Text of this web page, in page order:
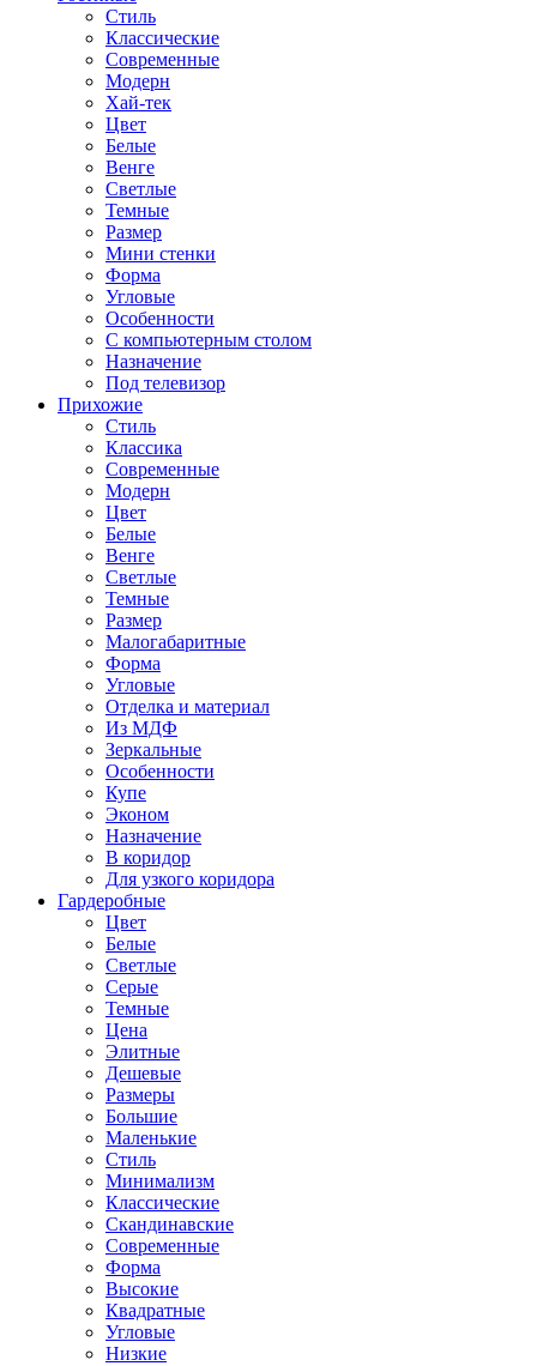
Стиль
Классические
Современные
Модерн
Хай-тек
Цвет
Белые
Венге
Светлые
Темные
Размер
Мини стенки
Форма
Угловые
Особенности
С компьютерным столом
Назначение
Под телевизор
Прихожие
Стиль
Классика
Современные
Модерн
Цвет
Белые
Венге
Светлые
Темные
Размер
Малогабаритные
Форма
Угловые
Отделка и материал
Из МДФ
Зеркальные
Особенности
Купе
Эконом
Назначение
В коридор
Для узкого коридора
Гардеробные
Цвет
Белые
Светлые
Серые
Темные
Цена
Элитные
Дешевые
Размеры
Большие
Маленькие
Стиль
Минимализм
Классические
Скандинавские
Современные
Форма
Высокие
Квадратные
Угловые
Низкие